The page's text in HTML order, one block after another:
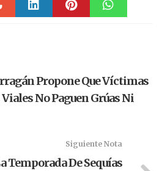
Propone Que Víctimas
No Paguen Grúas Ni
Siguiente Nota
Temporada De Sequías